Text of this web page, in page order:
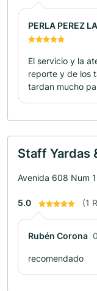
PERLA PEREZ
El servicio y la
reporte y de los
tardan mucho
Staff Yardas
Avenida 608 Num
5.0 (1
Rubén Corona
recomendado